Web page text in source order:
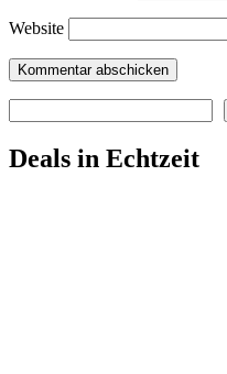
Website
Deals in Echtzeit